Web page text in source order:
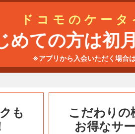
ドコモのケー
めての方は初
※アプリから入会いただく場合
も
こだわりの
お得なサ